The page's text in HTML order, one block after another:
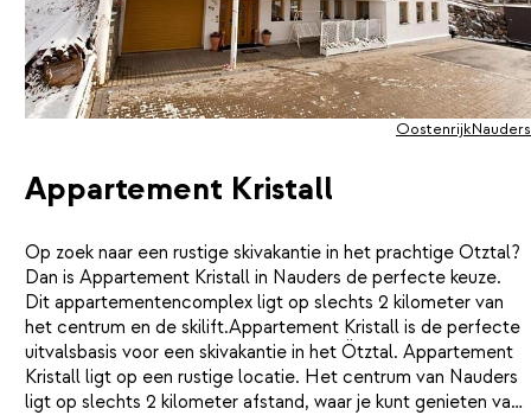
Appartement Kristall
OostenrijkNauders
Op zoek naar een rustige skivakantie in het prachtige Ötztal?
Dan is Appartement Kristall in Nauders de perfecte keuze.
Dit appartementencomplex ligt op slechts 2 kilometer van
het centrum en de skilift.Appartement Kristall is de perfecte
uitvalsbasis voor een skivakantie in het Ötztal. Appartement
Kristall ligt op een rustige locatie. Het centrum van Nauders
ligt op slechts 2 kilometer afstand, waar je kunt genieten van